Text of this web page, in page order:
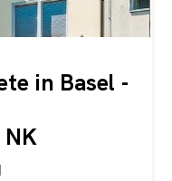
in Basel -